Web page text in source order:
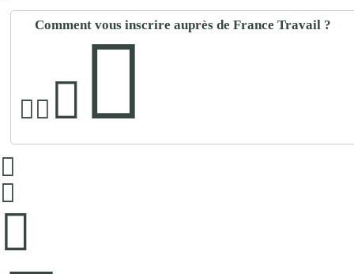
Comment vous inscrire auprès de France Travail ?